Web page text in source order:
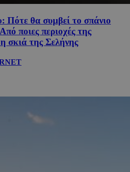
Πότε θα συμβεί το σπάνιο
ποιες περιοχές της
σκιά της Σελήνης